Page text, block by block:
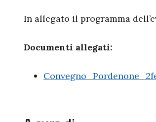
In allegato il programma
Documenti allegati: